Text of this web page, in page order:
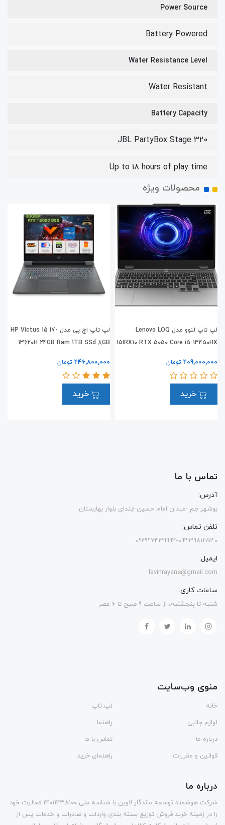
Power Source
Battery Powered
Water Resistance Level
Water Resistant
Battery Capacity
JBL PartyBox Stage 320
Up to 18 hours of play time
محصولات ویژه
لپ تاپ لنوو مدل Lenovo LOQ
15IRX10 RTX 5050 Core i5-13450HX
209,000,000 تومان
لپ تاپ اچ پی مدل HP Victus 15 i7-
13620H 24GB Ram 1TB SSd 8GB
246,800,000 تومان
تماس با ما
آدرس:
بوشهر جم -میدان امام حسین-ابتدای بلوار بهارستان
تلفن تماس:
09337439994-09339812540
ایمیل:
lavinrayane@gmail.com
ساعات کاری:
شنبه تا پنجشنبه، از ساعت 9 صبح تا 6 عصر
منوی وب‌سایت
خانه
لپ تاپ
لوازم جانبی
راهنما
درباره ما
تماس با ما
قوانین و مقررات
راهنمای خرید
درباره ما
شرکت هوشمند توسعه ماندگار لاوین با شناسه ملی ۱۴۰۱۱۴۳۸۱۰۰ فعالیت خود
را در زمینه خرید فروش توزیع بسته بندی واردات و صادرات و خدمات پس از